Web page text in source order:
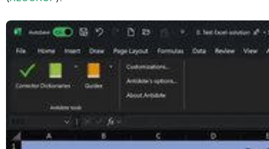
Ouvrir